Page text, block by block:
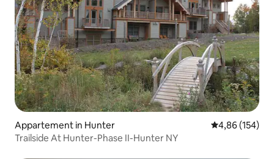
Appartement in Hunter Gemiddelde
4,86 (154)
Trailside At Hunter-Phase II-Hunter NY